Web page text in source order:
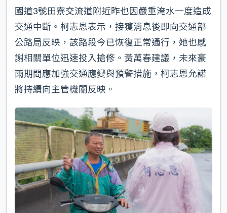
國道3號田寮交流道附近昨也因嚴重淹水一度造成
交通中斷。柯志恩表示，接獲消息後即向交通部
公路局反映，該路段今已恢復正常通行，她也感
謝相關單位迅速投入搶修。黃萬春建議，未來豪
雨期間應加強交通應變與預警措施，柯志恩允諾
將持續向主管機關反映。